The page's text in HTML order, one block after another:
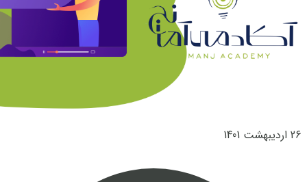
26 اردیبهشت 1401